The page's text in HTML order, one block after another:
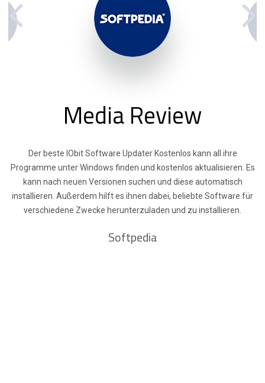
Media Review
Der beste IObit Software Updater Kostenlos kann all ihre
Programme unter Windows finden und kostenlos aktualisieren. Es
kann nach neuen Versionen suchen und diese automatisch
installieren. Außerdem hilft es ihnen dabei, beliebte Software für
verschiedene Zwecke herunterzuladen und zu installieren.
Softpedia